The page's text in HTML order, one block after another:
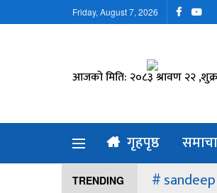
Friday, August 7, 2026
आजको मिति: २०८३ श्रावण २२
गृहपृष्ठ
TRENDING sandeep